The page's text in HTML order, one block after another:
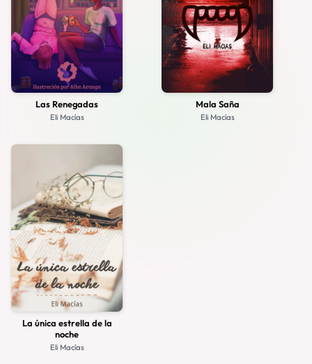
Las Renegadas
Eli Macías
Mala Saña
Eli Macías
La única estrella de la
noche
Eli Macías